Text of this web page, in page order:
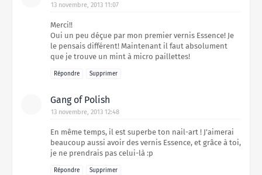
13 novembre, 2013 11:07
Merci!!
Oui un peu déçue par mon premier vernis Essence! Je
le pensais différent! Maintenant il faut absolument
que je trouve un mint à micro paillettes!
Répondre Supprimer
Gang of Polish
13 novembre, 2013 12:48
En même temps, il est superbe ton nail-art ! J'aimerai
beaucoup aussi avoir des vernis Essence, et grâce à toi,
je ne prendrais pas celui-là :p
Répondre Supprimer